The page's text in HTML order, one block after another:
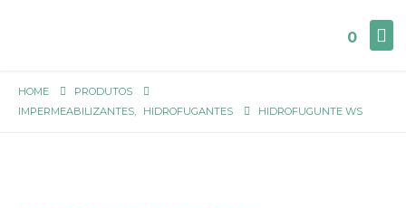
0
HOME
PRODUTOS
IMPERMEABILIZANTES, HIDROFUGANTES HIDROFUGUNTE WS